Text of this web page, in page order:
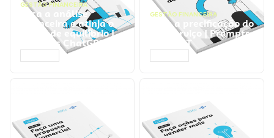
GESTÃO FINANCEIRA
Faça a análise
financeira e atinja o
ponto de equilíbrio |
Prompts ChatGPT
GESTÃO FINANCEIRA
Faça a precificação do
seu serviço | Prompts
ChatGPT